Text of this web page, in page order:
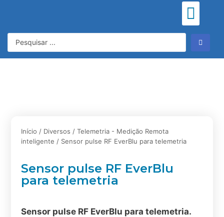
Início / Diversos / Telemetria - Medição Remota
inteligente / Sensor pulse RF EverBlu para telemetria
Sensor pulse RF EverBlu
para telemetria
Sensor pulse RF EverBlu para telemetria.